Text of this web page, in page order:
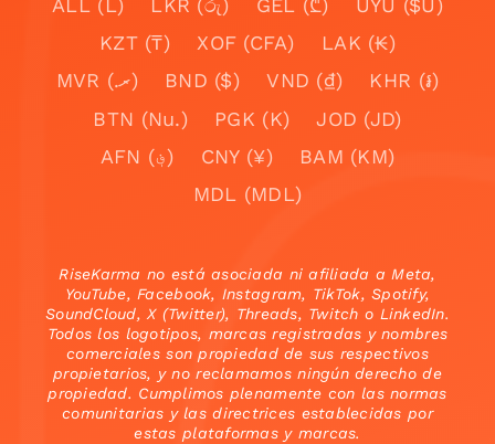
ALL (L)
LKR (රු) GEL (₾)
UYU ($U)
KZT (₸)
XOF (CFA)
LAK (₭)
MVR (.ރ)
BND ($) VND (₫)
KHR (៛)
BTN (Nu.)
PGK (K)
JOD (JD)
AFN (؋)
CNY (¥)
BAM (KM)
MDL (MDL)
RiseKarma no está asociada ni afiliada a Meta,
YouTube, Facebook, Instagram, TikTok, Spotify,
SoundCloud, X (Twitter), Threads, Twitch o LinkedIn.
Todos los logotipos, marcas registradas y nombres
comerciales son propiedad de sus respectivos
propietarios, y no reclamamos ningún derecho de
propiedad. Cumplimos plenamente con las normas
comunitarias y las directrices establecidas por
estas plataformas y marcas.